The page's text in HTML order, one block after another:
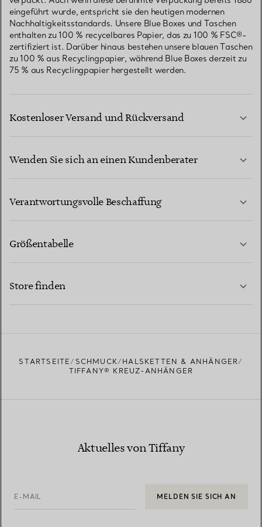
eingeführt wurde, entspricht sie den heutigen modernen
Nachhaltigkeitsstandards. Unsere Blue Boxes und Taschen
enthalten zu 100 % recycelbares Papier, das zu 100 % FSC®-
zertifiziert ist. Darüber hinaus bestehen unsere blauen Taschen
zu 100 % aus Recyclingpapier, während Blue Boxes derzeit zu
75 % aus Recyclingpapier hergestellt werden.
Kostenloser Versand und Rückversand
Wenden Sie sich an einen Kundenberater
Verantwortungsvolle Beschaffung
Größentabelle
Store finden
STARTSEITE SCHMUCK
HALSKETTEN & ANHÄNGER
TIFFANY® KREUZ-ANHÄNGER
Aktuelles von Tiffany
E-MAIL MELDEN SIE SICH AN